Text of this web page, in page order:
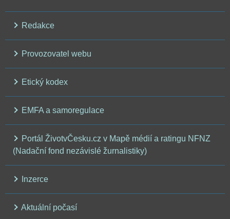
Redakce
Provozovatel webu
Etický kodex
EMFA a samoregulace
Portál ŽivotvČesku.cz v Mapě médií a ratingu NFNZ
(Nadační fond nezávislé žurnalistiky)
Inzerce
Aktuální počasí